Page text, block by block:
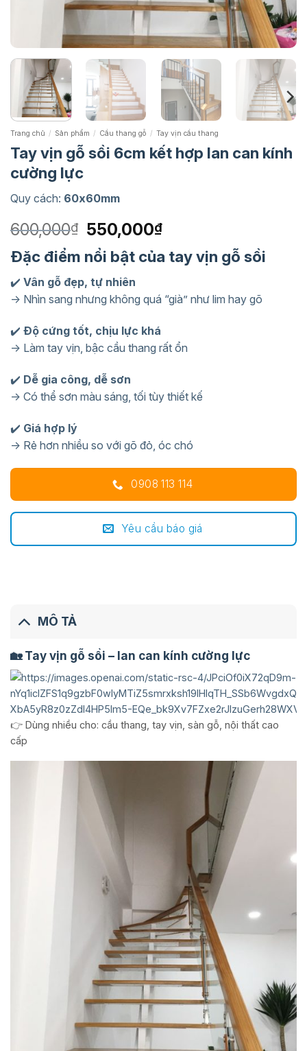
Trang chủ / Sản phẩm / Cầu thang gỗ / Tay vịn cầu thang
Tay vịn gỗ sồi 6cm kết hợp lan can kính
cường lực
Quy cách: 60x60mm
600,000₫
Giá
gốc
là:
600,000₫.
550,000₫Giá
tại
550,000₫.
Đặc điểm nổi bật của tay vịn gỗ sồi
✔️ Vân gỗ đẹp, tự nhiên
→ Nhìn sang nhưng không quá “già” như lim hay gõ
✔️ Độ cứng tốt, chịu lực khá
→ Làm tay vịn, bậc cầu thang rất ổn
✔️ Dễ gia công, dễ sơn
→ Có thể sơn màu sáng, tối tùy thiết kế
✔️ Giá hợp lý
→ Rẻ hơn nhiều so với gõ đỏ, óc chó
0908 113 114
Yêu cầu báo giá
MÔ TẢ
🏡 Tay vịn gỗ sồi – lan can kính cường lực
👉 Dùng nhiều cho: cầu thang, tay vịn, sàn gỗ, nội thất cao
cấp